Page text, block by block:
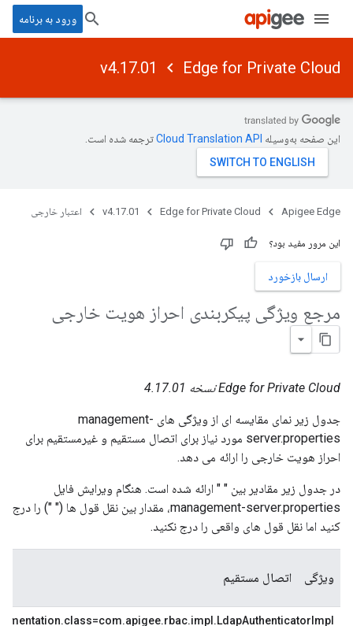
ورود به برنامه
Edge for Private Cloud
v4.17.01
این صفحه به‌وسیله ترجمه شده است.
Apigee Edge
Edge for Private Cloud
v4.17.01 اعتبار خارجی
این مرور مفید بود؟
ارسال بازخورد
مرجع ویژگی پیکربندی احراز هویت خارجی
Edge for Private Cloud نسخه 4.17.01
جدول زیر نمای مقایسه ای از ویژگی های management-
server.properties مورد نیاز برای اتصال مستقیم و غیرمستقیم برای
احراز هویت خارجی را ارائه می دهد.
در جدول زیر مقادیر بین " " ارائه شده است. هنگام ویرایش فایل
management-server.properties، مقدار بین نقل قول ها (" ") را درج
کنید اما نقل قول های واقعی را درج نکنید.
ویژگی اتصال مستقیم